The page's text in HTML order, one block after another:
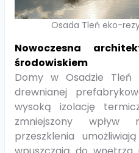
Osada Tleń eko-
Nowoczesna
środowiskiem
Domy w Osadzie Tleń
drewnianej
wysoką izolację
zmniejszony wpływ
przeszklenia